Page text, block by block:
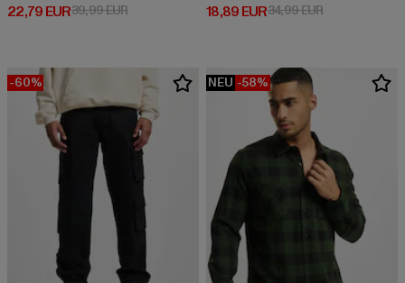
22,79 EUR
Derzeitiger Preis: 22,79 EUR
39,99 EURAktionspreis: 39,99 EUR
18,89 EUR
Derzeitiger Preis: 18,89 EUR
34,99 EURAktionspreis:
-60% NEU -58%